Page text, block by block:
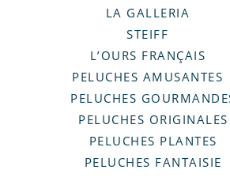
LA GALLERIA
STEIFF
L’OURS FRANÇAIS
PELUCHES AMUSANTES
PELUCHES
PELUCHES ORIGINALES
PELUCHES PLANTES
PELUCHES FANTAISIE